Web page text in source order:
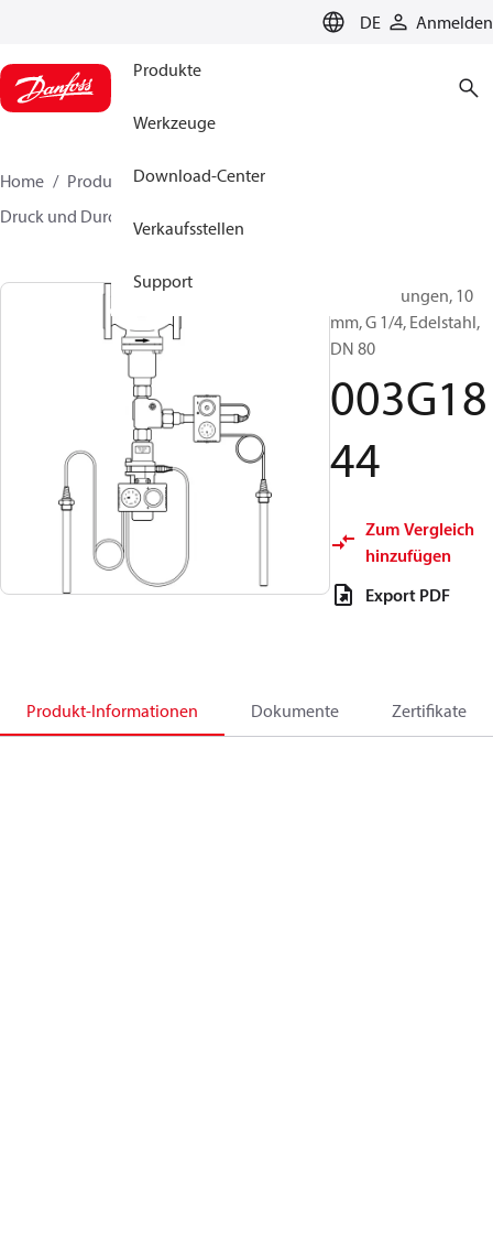
DE Anmelden
Produkte
Werkzeuge
Download-Center
Verkaufsstellen
Support
Home Produkte
Lösung für Wärmetechnik
Druck und Durchflussregler
Steuerleitungen, 10
mm, G 1/4, Edelstahl,
DN 80
003G18
44
Zum Vergleich
hinzufügen
Export PDF
Produkt-Informationen Dokumente Zertifikate